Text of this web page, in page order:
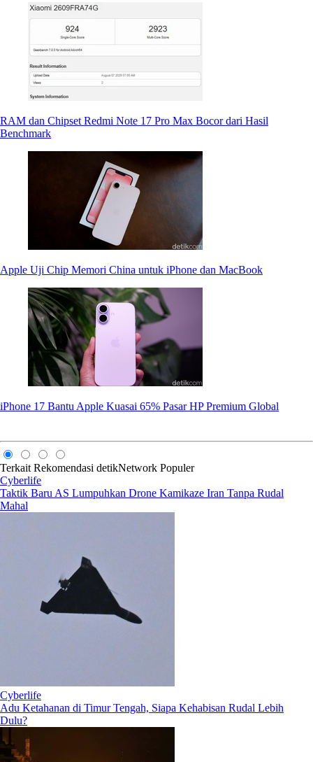
RAM dan Chipset Redmi Note 17 Pro Max Bocor dari Hasil
Benchmark
Apple Uji Chip Memori China untuk iPhone dan MacBook
iPhone 17 Bantu Apple Kuasai 65% Pasar HP Premium Global
Terkait Rekomendasi detikNetwork Populer
Cyberlife
Taktik Baru AS Lumpuhkan Drone Kamikaze Iran Tanpa Rudal
Mahal
Cyberlife
Adu Ketahanan di Timur Tengah, Siapa Kehabisan Rudal Lebih
Dulu?